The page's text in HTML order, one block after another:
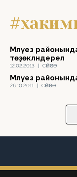
12.02.2013 | СӘЙӘСӘТ
Мәләүез
төҙөкләндерелә
26.10.2011 | СӘЙӘСӘТ
Мәләүез